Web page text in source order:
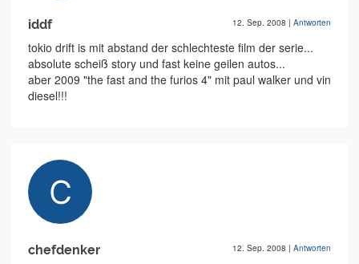
iddf 12. Sep. 2008 | Antworten
tokio drift is mit abstand der schlechteste film der serie...
absolute scheiß story und fast keine geilen autos...
aber 2009 "the fast and the furios 4" mit paul walker und vin
diesel!!!
chefdenker 12. Sep. 2008 | Antworten